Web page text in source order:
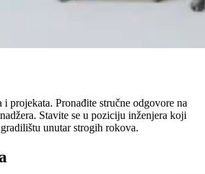
i projekata. Pronađite stručne odgovore na
Stavite se u poziciju inženjera koji
unutar strogih rokova.